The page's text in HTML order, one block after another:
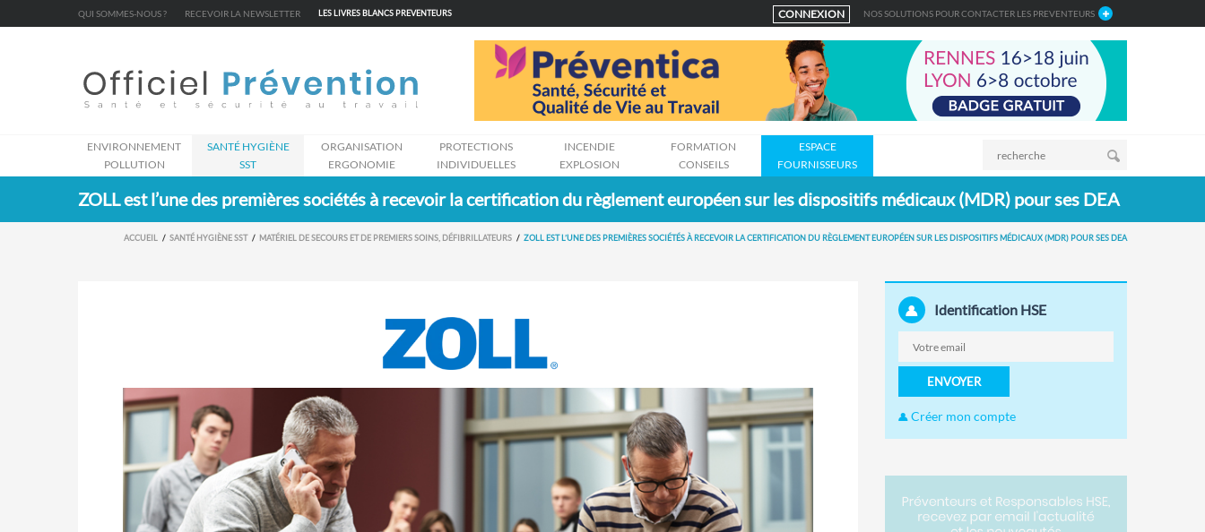
QUI SOMMES-NOUS ? RECEVOIR LA NEWSLETTER LES LIVRES BLANCS PREVENTEURS CONNEXION NOS SOLUTIONS POUR CONTACTER LES PREVENTEURS
ENVIRONNEMENT
POLLUTION
SANTÉ HYGIÈNE
SST
ORGANISATION
ERGONOMIE
PROTECTIONS
INDIVIDUELLES
INCENDIE
EXPLOSION
FORMATION
CONSEILS
ESPACE
FOURNISSEURS
ZOLL est l’une des premières sociétés à recevoir la certification du règlement européen sur les dispositifs médicaux (MDR) pour ses DEA
ACCUEIL SANTÉ HYGIÈNE SST MATÉRIEL DE SECOURS ET DE PREMIERS SOINS, DÉFIBRILLATEURS ZOLL EST L’UNE DES PREMIÈRES SOCIÉTÉS À RECEVOIR LA CERTIFICATION DU RÈGLEMENT EUROPÉEN SUR LES DISPOSITIFS MÉDICAUX (MDR) POUR SES DEA
Identification HSE
ENVOYER
Créer mon compte
Cookies management panel